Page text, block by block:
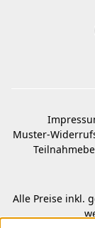
Muster-
Alle Preise inkl.